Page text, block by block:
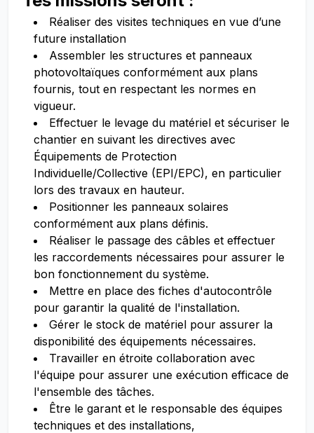
Réaliser des visites techniques en vue d’une
future installation
Assembler les structures et panneaux
photovoltaïques conformément aux plans
fournis, tout en respectant les normes en
vigueur.
Effectuer le levage du matériel et sécuriser le
chantier en suivant les directives avec
Équipements de Protection
Individuelle/Collective (EPI/EPC), en particulier
lors des travaux en hauteur.
Positionner les panneaux solaires
conformément aux plans définis.
Réaliser le passage des câbles et effectuer
les raccordements nécessaires pour assurer le
bon fonctionnement du système.
Mettre en place des fiches d'autocontrôle
pour garantir la qualité de l'installation.
Gérer le stock de matériel pour assurer la
disponibilité des équipements nécessaires.
Travailler en étroite collaboration avec
l'équipe pour assurer une exécution efficace de
l'ensemble des tâches.
Être le garant et le responsable des équipes
techniques et des installations,